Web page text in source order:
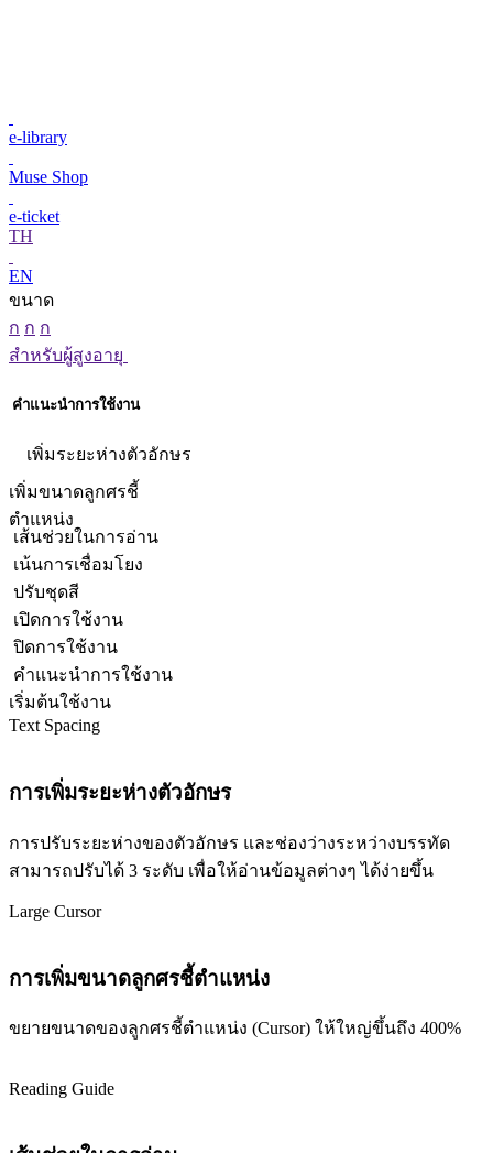
e-library
Muse Shop
e-ticket
TH
EN
ขนาด
ก ก ก
สำหรับผู้สูงอายุ
คำแนะนำการใช้งาน
เพิ่มระยะห่างตัวอักษร
เพิ่มขนาดลูกศรชี้
ตำแหน่ง
เส้นช่วยในการอ่าน
เน้นการเชื่อมโยง
ปรับชุดสี
เปิดการใช้งาน
ปิดการใช้งาน
คำแนะนำการใช้งาน
เริ่มต้นใช้งาน
Text Spacing
การเพิ่มระยะห่างตัวอักษร
การปรับระยะห่างของตัวอักษร และช่องว่างระหว่างบรรทัด
สามารถปรับได้ 3 ระดับ เพื่อให้อ่านข้อมูลต่างๆ ได้ง่ายขึ้น
Large Cursor
การเพิ่มขนาดลูกศรชี้ตำแหน่ง
ขยายขนาดของลูกศรชี้ตำแหน่ง (Cursor) ให้ใหญ่ขึ้นถึง 400%
Reading Guide